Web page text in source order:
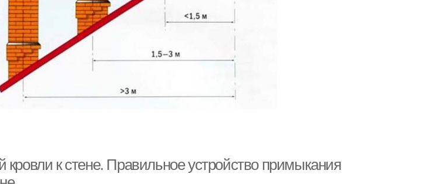
к стене. Правильное устройство примыкания